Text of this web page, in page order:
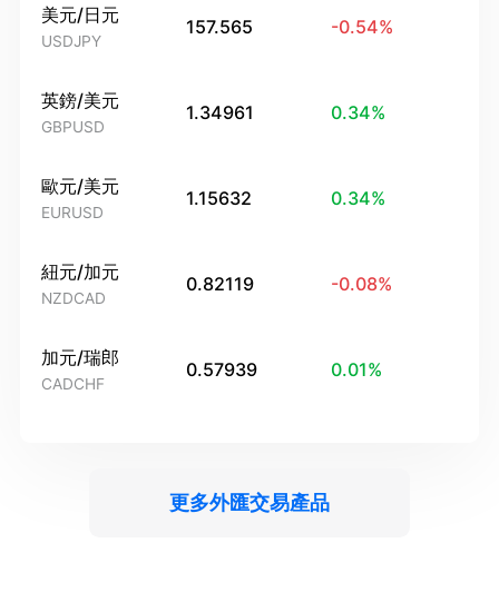
美元/日元
USDJPY
157.565 -0.54%
英鎊/美元
GBPUSD
1.34961 0.34%
歐元/美元
EURUSD
1.15632 0.34%
紐元/加元
NZDCAD
0.82119 -0.08%
加元/瑞郎
CADCHF
0.57939 0.01%
更多外匯交易產品